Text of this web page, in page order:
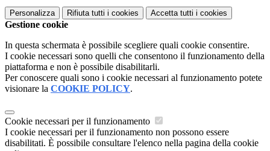
Personalizza Rifiuta tutti i cookies Accetta tutti i cookies
Gestione cookie
In questa schermata è possibile scegliere quali cookie consentire.
I cookie necessari sono quelli che consentono il funzionamento della
piattaforma e non è possibile disabilitarli.
Per conoscere quali sono i cookie necessari al funzionamento potete
visionare la COOKIE POLICY.
Cookie necessari per il funzionamento
I cookie necessari per il funzionamento non possono essere
disabilitati. È possibile consultare l'elenco nella pagina della cookie